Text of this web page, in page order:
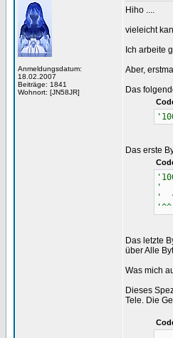
Anmeldungsdatum:
18.02.2007
Beiträge: 1841
Wohnort: [JN58JR]
Hiho ....
vieleicht
Ich arbeite
Aber,
Das
Das erste
'
'
Das letzte
über Alle
Was mich
Dieses
Tele. Die